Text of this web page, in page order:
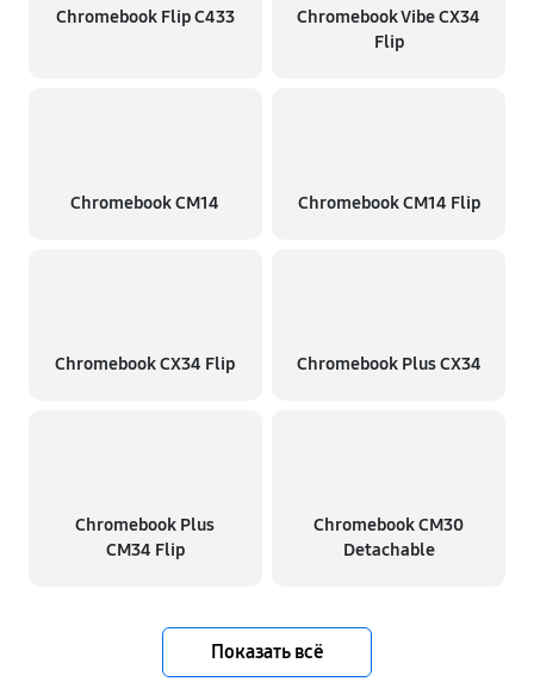
Chromebook Flip C433
Chromebook Vibe CX34
Flip
Chromebook CM14 Chromebook CM14 Flip
Chromebook CX34 Flip Chromebook Plus CX34
Chromebook Plus
CM34 Flip
Chromebook CM30
Detachable
Показать всё